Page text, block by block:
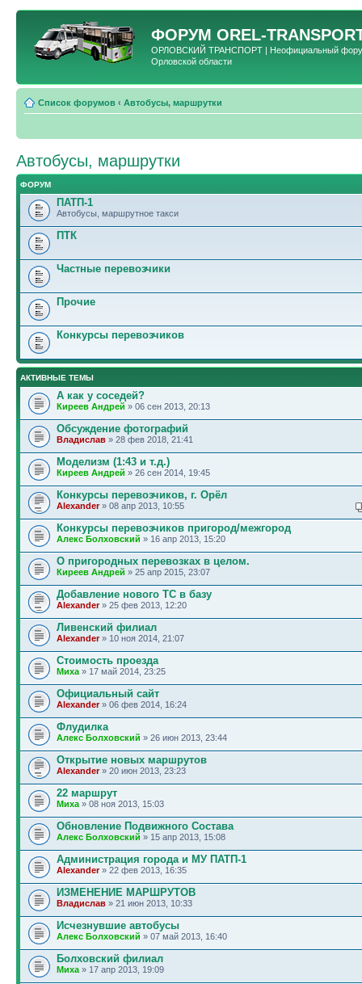
ФОРУМ OREL-
ОРЛОВСКИЙ ТРАНСПОРТ | Неофициальный форум
Орловской области
Список форумов ‹ Автобусы, маршрутки
Автобусы, маршрутки
ФОРУМ
ПАТП-1
Автобусы, маршрутное такси
ПТК
Частные перевозчики
Прочие
Конкурсы перевозчиков
АКТИВНЫЕ ТЕМЫ
А как у соседей?
Киреев Андрей » 06 сен 2013, 20:13
Обсуждение фотографий
Владислав » 28 фев 2018, 21:41
Моделизм (1:43 и т.д.)
Киреев Андрей » 26 сен 2014, 19:45
Конкурсы перевозчиков, г. Орёл
Alexander» 08 апр 2013, 10:55
Конкурсы перевозчиков пригород/межгород
Алекс Болховский » 16 апр 2013, 15:20
О пригородных перевозках в целом.
Киреев Андрей » 25 апр 2015, 23:07
Добавление нового ТС в базу
Alexander» 25 фев 2013, 12:20
Ливенский филиал
Alexander» 10 ноя 2014, 21:07
Стоимость проезда
Миха » 17 май 2014, 23:25
Официальный сайт
Alexander» 06 фев 2014, 16:24
Флудилка
Алекс Болховский » 26 июн 2013, 23:44
Открытие новых маршрутов
Alexander» 20 июн 2013, 23:23
22 маршрут
Миха » 08 ноя 2013, 15:03
Обновление Подвижного Состава
Алекс Болховский » 15 апр 2013, 15:08
Администрация города и МУ ПАТП-1
Alexander» 22 фев 2013, 16:35
ИЗМЕНЕНИЕ МАРШРУТОВ
Владислав » 21 июн 2013, 10:33
Исчезнувшие автобусы
Алекс Болховский » 07 май 2013, 16:40
Болховский филиал
Миха » 17 апр 2013, 19:09